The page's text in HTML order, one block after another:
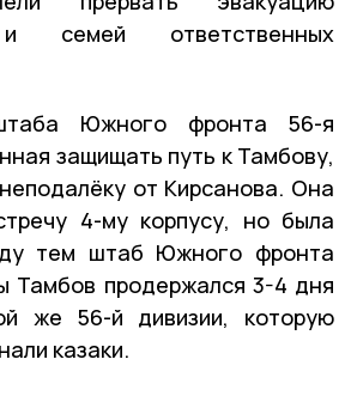
семей ответственных
Южного фронта 56-я
защищать путь к Тамбову,
от Кирсанова. Она
4-му корпусу, но была
тем штаб Южного фронта
Тамбов продержался 3-4 дня
же 56-й дивизии, которую
казаки.